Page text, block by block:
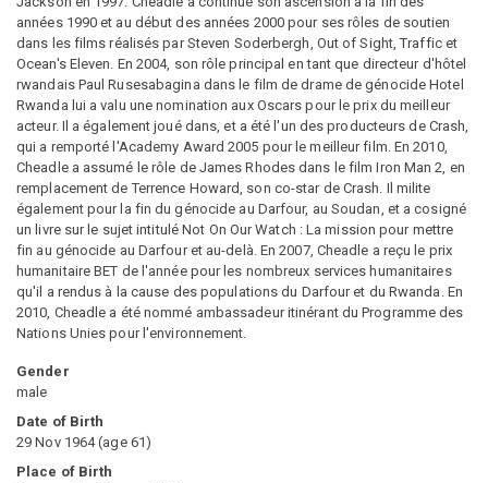
années 1990 et au début des années 2000 pour ses rôles de soutien
dans les films réalisés par Steven Soderbergh, Out of Sight, Traffic et
Ocean's Eleven. En 2004, son rôle principal en tant que directeur d'hôtel
rwandais Paul Rusesabagina dans le film de drame de génocide Hotel
Rwanda lui a valu une nomination aux Oscars pour le prix du meilleur
acteur. Il a également joué dans, et a été l'un des producteurs de Crash,
qui a remporté l'Academy Award 2005 pour le meilleur film. En 2010,
Cheadle a assumé le rôle de James Rhodes dans le film Iron Man 2, en
remplacement de Terrence Howard, son co-star de Crash. Il milite
également pour la fin du génocide au Darfour, au Soudan, et a cosigné
un livre sur le sujet intitulé Not On Our Watch : La mission pour mettre
fin au génocide au Darfour et au-delà. En 2007, Cheadle a reçu le prix
humanitaire BET de l'année pour les nombreux services humanitaires
qu'il a rendus à la cause des populations du Darfour et du Rwanda. En
2010, Cheadle a été nommé ambassadeur itinérant du Programme des
Nations Unies pour l'environnement.
Gender
male
Date of Birth
29 Nov 1964(age 61)
Place of Birth